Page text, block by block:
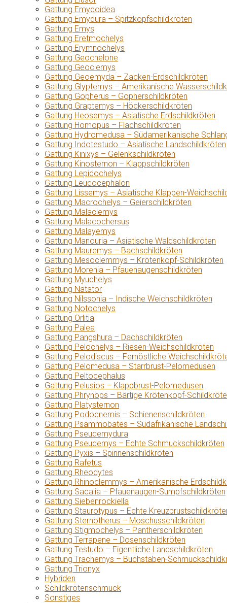
Gattung Emydoidea
Gattung Emydura – Spitzkopfschildkröten
Gattung Emys
Gattung Eretmochelys
Gattung Erymnochelys
Gattung Geochelone
Gattung Geoclemys
Gattung Geoemyda – Zacken-Erdschildkröten
Gattung Glyptemys – Amerikanische
Gattung Gopherus – Gopherschildkröten
Gattung Graptemys – Höckerschildkröten
Gattung Heosemys – Asiatische Erdschildkröten
Gattung Homopus – Flachschildkröten
Gattung Hydromedusa – Südamerikanische
Gattung Indotestudo – Asiatische Landschildkröten
Gattung Kinixys – Gelenkschildkröten
Gattung Kinosternon – Klappschildkröten
Gattung Lepidochelys
Gattung Leucocephalon
Gattung Lissemys – Asiatische Klappen-
Gattung Macrochelys – Geierschildkröten
Gattung Malaclemys
Gattung Malacochersus
Gattung Malayemys
Gattung Manouria – Asiatische Waldschildkröten
Gattung Mauremys – Bachschildkröten
Gattung Mesoclemmys – Krötenkopf-Schildkröten
Gattung Morenia – Pfauenaugenschildkröten
Gattung Myuchelys
Gattung Natator
Gattung Nilssonia – Indische Weichschildkröten
Gattung Notochelys
Gattung Orlitia
Gattung Palea
Gattung Pangshura – Dachschildkröten
Gattung Pelochelys – Riesen-Weichschildkröten
Gattung Pelodiscus – Fernöstliche
Gattung Pelomedusa – Starrbrust-Pelomedusen
Gattung Peltocephalus
Gattung Pelusios – Klappbrust-Pelomedusen
Gattung Phrynops – Bärtige Krötenkopf-
Gattung Platysternon
Gattung Podocnemis – Schienenschildkröten
Gattung Psammobates – Südafrikanische
Gattung Pseudemydura
Gattung Pseudemys – Echte Schmuckschildkröten
Gattung Pyxis – Spinnenschildkröten
Gattung Rafetus
Gattung Rheodytes
Gattung Rhinoclemmys – Amerikanische
Gattung Sacalia – Pfauenaugen-Sumpfschildkröten
Gattung Siebenrockiella
Gattung Staurotypus – Echte
Gattung Sternotherus – Moschusschildkröten
Gattung Stigmochelys – Pantherschildkröten
Gattung Terrapene – Dosenschildkröten
Gattung Testudo – Eigentliche Landschildkröten
Gattung Trachemys – Buchstaben-
Gattung Trionyx
Hybriden
Schildkrötenschmuck
Sonstiges